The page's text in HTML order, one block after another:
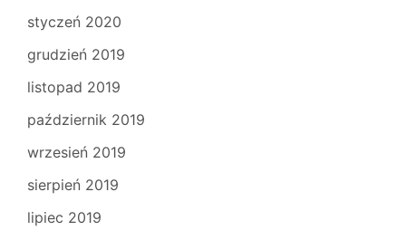
styczeń 2020
grudzień 2019
listopad 2019
październik 2019
wrzesień 2019
sierpień 2019
lipiec 2019